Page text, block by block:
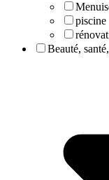
piscine
Beauté,